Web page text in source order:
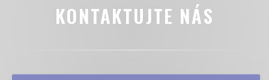
KONTAKTUJTE NÁS